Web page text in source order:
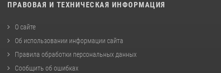
ПРАВОВАЯ И ТЕХНИЧЕСКАЯ ИНФОРМАЦИЯ
О сайте
Об использовании информации сайта
Правила обработки персональных данных
Сообщить об ошибках